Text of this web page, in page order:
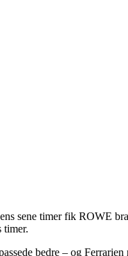
sene timer fik ROWE
timer.
bedre – og